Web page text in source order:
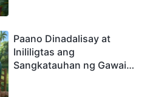
Paano Dinadalisay at
Inililigtas ang
Sangkatauhan ng Gawain